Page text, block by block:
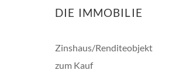
DIE IMMOBILIE
Zinshaus/Renditeobjekt
zum Kauf